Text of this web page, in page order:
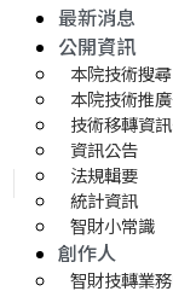
最新消息
公開資訊
本院技術搜尋
本院技術推
技術移轉資
資訊公告
法規輯要
統計資訊
智財小常識
創作人
智財技轉業